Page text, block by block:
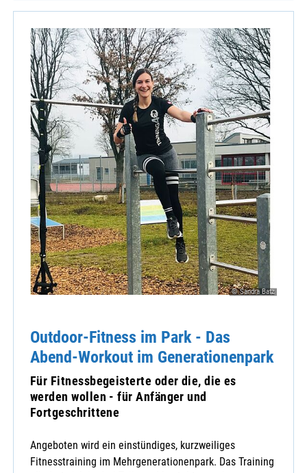
© Sandra Batz
Outdoor-Fitness im Park - Das
Abend-Workout im Generationenpark
Für Fitnessbegeisterte oder die, die es
werden wollen - für Anfänger und
Fortgeschrittene
Angeboten wird ein einstündiges, kurzweiliges
Fitnesstraining im Mehrgenerationenpark. Das Training